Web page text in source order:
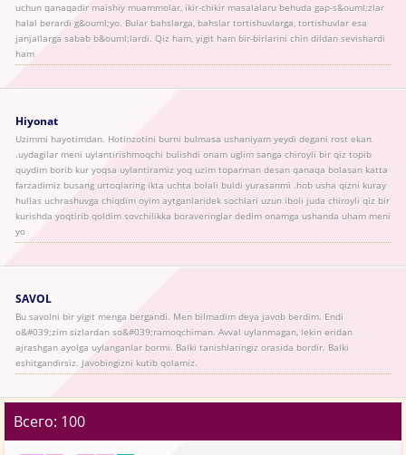
uchun qanaqadir maishiy muammolar, ikir-chikir masalalaru behuda gap-s&ouml;zlar
halal berardi g&ouml;yo. Bular bahslarga, bahslar tortishuvlarga, tortishuvlar esa
janjallarga sabab b&ouml;lardi. Qiz ham, yigit ham bir-birlarini chin dildan sevishardi
ham
Hiyonat
Uzimmi hayotimdan. Hotinzotini burni bulmasa ushaniyam yeydi degani rost ekan
.uydagilar meni uylantirishmoqchi bulishdi onam uglim sanga chiroyli bir qiz topib
quydim borib kur yoqsa uylantiramiz yoq uzim toparman desan qanaqa bolasan katta
farzadimiz busang urtoqlaring ikta uchta bolali buldi yurasanmi .hob usha qizni kuray
hullas uchrashuvga chiqdim oyim aytganlaridek sochlari uzun iboli juda chiroyli qiz bir
kurishda yoqtirib qoldim sovchilikka boraveringlar dedim onamga ushanda uham meni
yo
SAVOL
Bu savolni bir yigit menga bergandi. Men bilmadim deya javob berdim. Endi
o&#039;zim sizlardan so&#039;ramoqchiman. Avval uylanmagan, lekin eridan
ajrashgan ayolga uylanganlar bormi. Balki tanishlaringiz orasida bordir. Balki
eshitgandirsiz. Javobingizni kutib qolamiz.
Всего: 100